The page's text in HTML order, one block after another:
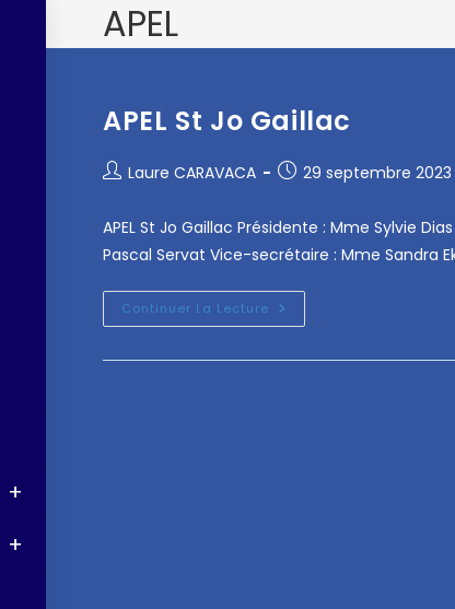
APEL
APEL St Jo Gaillac
Laure CARAVACA 29 septembre 2023
APEL St Jo Gaillac Présidente : Mme Sylvie
Pascal Servat Vice-secrétaire : Mme Sandra
Continuer La Lecture